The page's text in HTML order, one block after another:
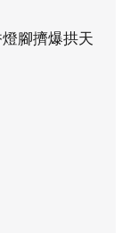
腳擠爆拱天